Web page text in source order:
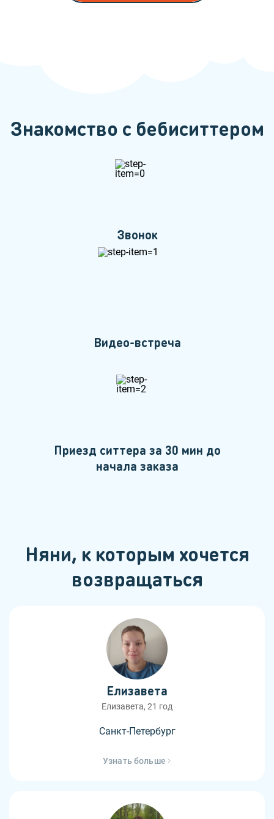
Знакомство с бебиситтером
Звонок
Видео-встреча
Приезд ситтера за 30 мин до
начала заказа
Няни, к которым хочется
возвращаться
Елизавета
Елизавета, 21 год
Санкт-Петербург
Узнать больше